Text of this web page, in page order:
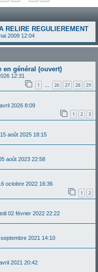
RELIRE REGULIEREMENT
2009 12:04
en général (ouvert)
12:31
1 … 26 27 28 29
2026 8:09
1 2 3
août 2025 18:15
août 2023 22:58
octobre 2022 16:36
1 2
02 février 2022 22:22
2021 14:10
2021 20:42